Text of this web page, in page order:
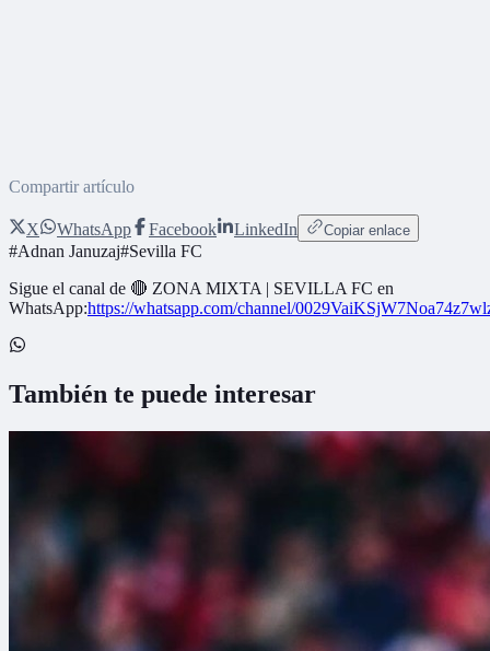
Compartir artículo
X WhatsApp Facebook LinkedIn Copiar enlace
#Adnan Januzaj#Sevilla FC
Sigue el canal de 🔴 ZONA MIXTA | SEVILLA FC en
WhatsApp:https://whatsapp.com/channel/
También te puede interesar